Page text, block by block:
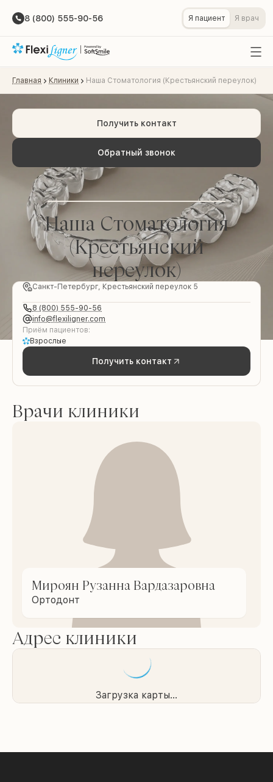
8 (800) 555-90-56 Я пациент Я врач
Главная Клиники Наша Стоматология (Крестьянский переулок)
Обратный звонок
Получить контакт
Наша Стоматология
(Крестьянский
переулок)
Санкт-Петербург, Крестьянский переулок 5
8 (800) 555-90-56
info@flexiligner.com
Приём пациентов:
Взрослые
Получить контакт
Врачи клиники
Мироян Рузанна Вардазаровна
Ортодонт
Адрес клиники
Загрузка карты...